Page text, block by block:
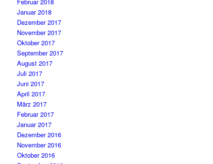
Februar 2018
Januar 2018
Dezember 2017
November 2017
Oktober 2017
September 2017
August 2017
Juli 2017
Juni 2017
April 2017
März 2017
Februar 2017
Januar 2017
Dezember 2016
November 2016
Oktober 2016